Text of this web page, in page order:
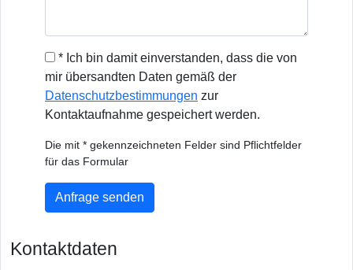
* Ich bin damit einverstanden, dass die von
mir übersandten Daten gemäß der
Datenschutzbestimmungen zur
Kontaktaufnahme gespeichert werden.
Die mit * gekennzeichneten Felder sind Pflichtfelder
für das Formular
Anfrage senden
Kontaktdaten